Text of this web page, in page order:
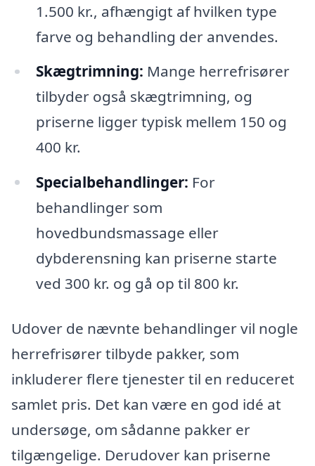
1.500 kr., afhængigt af hvilken type
farve og behandling der anvendes.
Skægtrimning: Mange herrefrisører
tilbyder også skægtrimning, og
priserne ligger typisk mellem 150 og
400 kr.
Specialbehandlinger: For
behandlinger som
hovedbundsmassage eller
dybderensning kan priserne starte
ved 300 kr. og gå op til 800 kr.
Udover de nævnte behandlinger vil nogle
herrefrisører tilbyde pakker, som
inkluderer flere tjenester til en reduceret
samlet pris. Det kan være en god idé at
undersøge, om sådanne pakker er
tilgængelige. Derudover kan priserne